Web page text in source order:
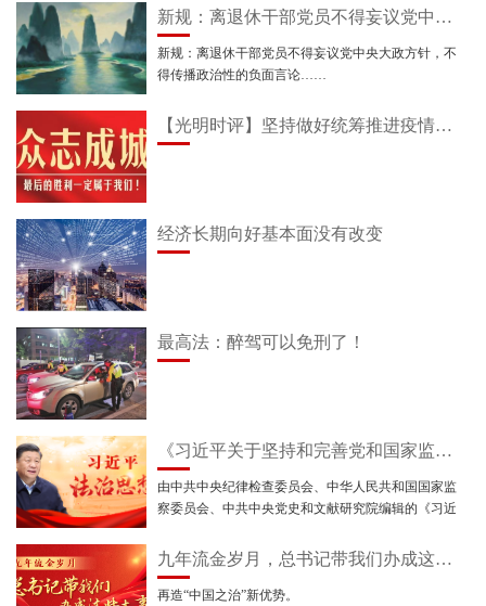
新规：离退休干部党员不得妄议党中央大政方针，不得传播政治性的负面言论……
新规：离退休干部党员不得妄议党中央大政方针，不
得传播政治性的负面言论……
【光明时评】坚持做好统筹推进疫情防控和经济社会发展工作
经济长期向好基本面没有改变
最高法：醉驾可以免刑了！
《习近平关于坚持和完善党和国家监督体系论述摘编》出版发行
由中共中央纪律检查委员会、中华人民共和国国家监
察委员会、中共中央党史和文献研究院编辑的《习近
书，近日由中央文献出版社、中国方正出版社出版，
在全国发行。
九年流金岁月，总书记带我们办成这些大事 | 再造“中国之治”新优势
再造“中国之治”新优势。